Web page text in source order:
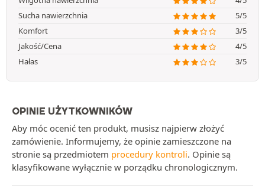
Sucha nawierzchnia
5/5
Komfort
3/5
Jakość/Cena
4/5
Hałas
3/5
OPINIE UŻYTKOWNIKÓW
Aby móc ocenić ten produkt, musisz najpierw złożyć
zamówienie. Informujemy, że opinie zamieszczone na
stronie są przedmiotem procedury kontroli. Opinie są
klasyfikowane wyłącznie w porządku chronologicznym.